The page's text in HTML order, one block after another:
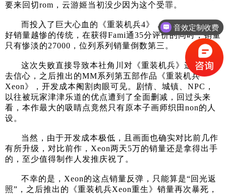
要来回切rom，云游姬当初没少因为这个受罪。
而投入了巨大心血的《重装机兵4》，秉持着口碑越
好销量越惨的传统，在获得Fami通35分评价的同时，销量
只有惨淡的27000，位列系列销量倒数第三。
这次失败直接导致本社角川对《重装机兵》这个IP失
去信心，之后推出的MM系列第五部作品《重装机兵
Xeon》，开发成本阉割肉眼可见。剧情、城镇、NPC，
以往被玩家津津乐道的优点遭到了全面删减，回过头来
看，本作最大的吸睛点竟然只有原本子画师织田non的人
设。
当然，由于开发成本极低，且画面也确实对比前几作
有所升级，对比前作，Xeon两天5万的销量还是拿得出手
的，至少值得制作人发推庆祝了。
不幸的是，Xeon的这点销量反弹，只能算是“回光返
照”，之后推出的《重装机兵Xeon重生》销量再次暴死，
音效定制收费